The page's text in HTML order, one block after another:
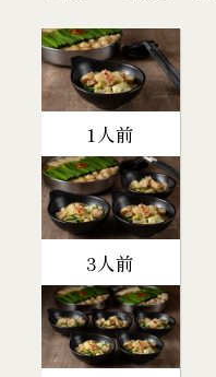
1人前
3人前